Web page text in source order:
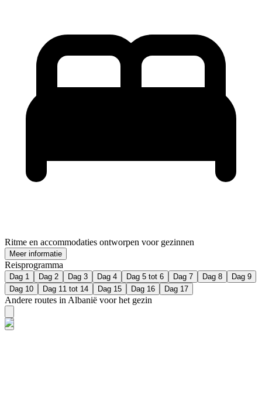
Ritme en accommodaties ontworpen voor gezinnen
Meer informatie
Reisprogramma
Dag 1 Dag 2 Dag 3 Dag 4 Dag 5 tot 6 Dag 7 Dag 8
Dag 9
Dag 10
Dag 11 tot 14 Dag 15 Dag 16 Dag 17
Andere routes in Albanië voor het gezin